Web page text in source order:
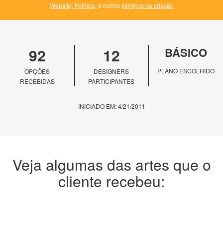
Website, Folheto, e outrosserviços de criação
92
OPÇÕES
RECEBIDAS
12
DESIGNERS
PARTICIPANTES
BÁSICO
PLANO ESCOLHIDO
INICIADO EM: 4/21/2011
Veja algumas das artes que o
cliente recebeu: